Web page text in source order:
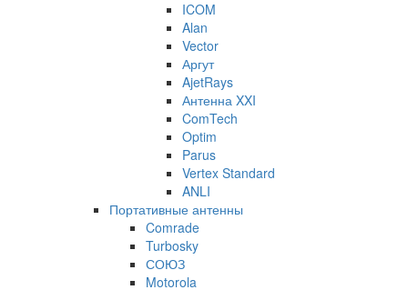
ICOM
Alan
Vector
Аргут
AjetRays
Антенна XXI
ComTech
Optim
Parus
Vertex Standard
ANLI
Портативные антенны
Comrade
Turbosky
СОЮЗ
Motorola